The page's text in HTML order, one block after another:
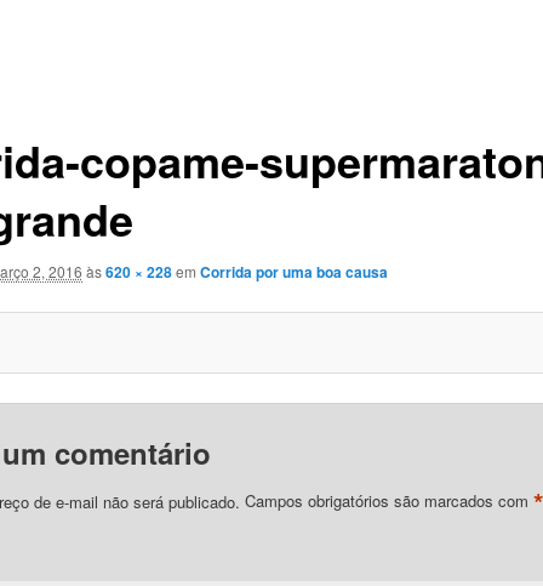
copame-
2, 2016 às620 × 228em Corrida por uma boa causa
comentário
de e-mail não será publicado. Campos obrigatórios são marcados com *